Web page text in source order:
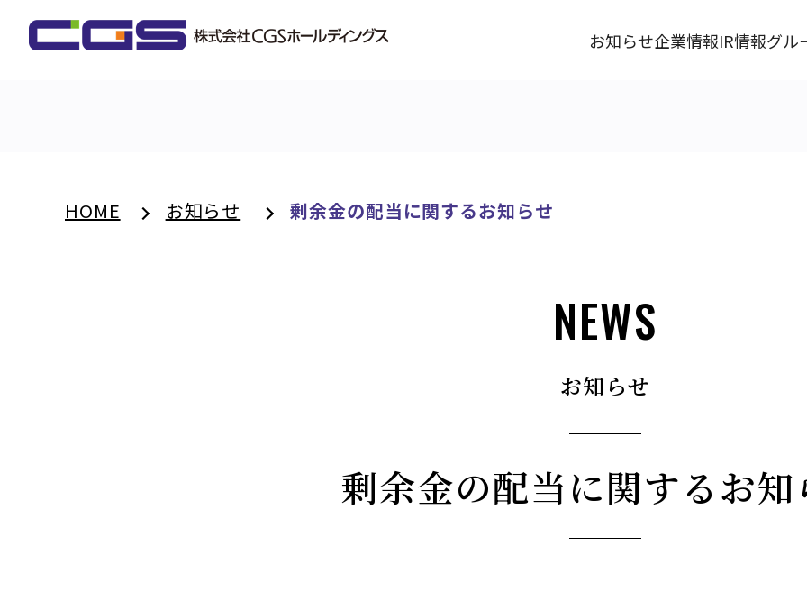
お知らせ企業情報IR情報グル
HOME お知らせ 剰余金の配当に関するお知らせ
NEWS
お知らせ
剰余金の配当に関するお知